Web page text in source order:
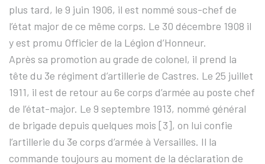
plus tard, le 9 juin 1906, il est nommé sous-chef de
l’état major de ce même corps. Le 30 décembre 1908 il
y est promu Officier de la Légion d’Honneur.
Après sa promotion au grade de colonel, il prend la
tête du 3e régiment d’artillerie de Castres. Le 25 juillet
1911, il est de retour au 6e corps d’armée au poste chef
de l’état-major. Le 9 septembre 1913, nommé général
de brigade depuis quelques mois [3], on lui confie
l’artillerie du 3e corps d’armée à Versailles. Il la
commande toujours au moment de la déclaration de